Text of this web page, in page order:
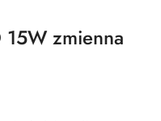
zmienna